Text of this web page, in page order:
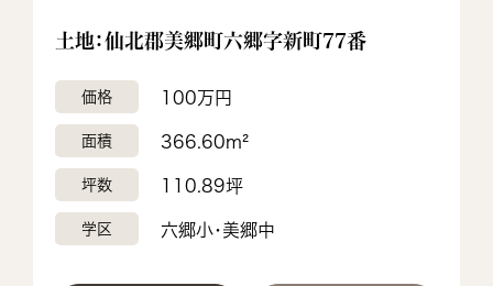
土地：仙北郡美郷町六郷字新町77番
価格 100万円
面積 366.60m²
坪数 110.89坪
学区 六郷小・美郷中